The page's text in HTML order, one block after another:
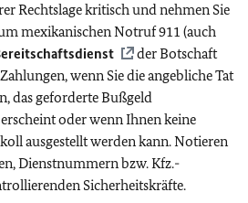
Rechtslage kritisch und nehmen Sie
mexikanischen Notruf 911 (auch
der Botschaft
wenn Sie die angebliche Tat
das geforderte Bußgeld
oder wenn Ihnen keine
ausgestellt werden kann. Notieren
Dienstnummern bzw. Kfz.-
Sicherheitskräfte.